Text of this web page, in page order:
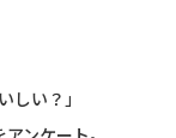
しい？」